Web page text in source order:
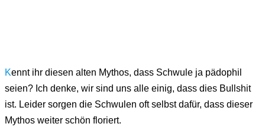
Kennt ihr diesen alten Mythos, dass Schwule ja pädophil
seien? Ich denke, wir sind uns alle einig, dass dies Bullshit
ist. Leider sorgen die Schwulen oft selbst dafür, dass dieser
Mythos weiter schön floriert.